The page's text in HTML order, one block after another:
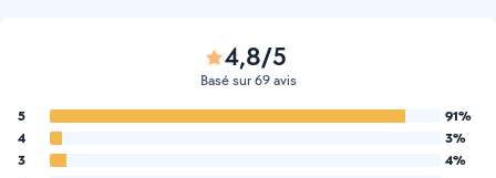
4,8/5
Basé sur 69 avis
5
91%
4
3%
3
4%